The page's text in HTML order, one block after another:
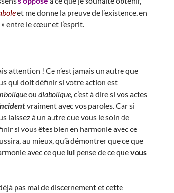
et me donne la preuve de l’existence, en
entre le cœur et l’esprit.
attention ! Ce n’est jamais un autre que
qui doit définir si votre action est
ou diabolique, c’est à dire si vos actes
vraiment avec vos paroles. Car si
laissez à un autre que vous le soin de
si vous êtes bien en harmonie avec ce
au mieux, qu’à démontrer que ce que
avec ce que lui pense de ce quevous
pas mal de discernement et cette